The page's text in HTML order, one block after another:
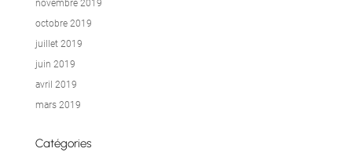
novembre 2019
octobre 2019
juillet 2019
juin 2019
avril 2019
mars 2019
Catégories